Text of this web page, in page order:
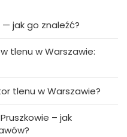
jak go znaleźć?
tlenu w Warszawie:
tlenu w Warszawie?
– jak